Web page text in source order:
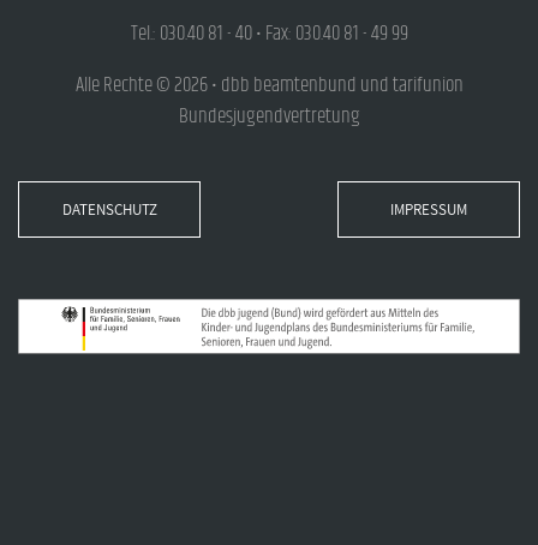
Tel.: 030.40 81 - 40 • Fax: 030.40 81 - 49 99
Alle Rechte © 2026 • dbb beamtenbund und tarifunion
Bundesjugendvertretung
DATENSCHUTZ IMPRESSUM